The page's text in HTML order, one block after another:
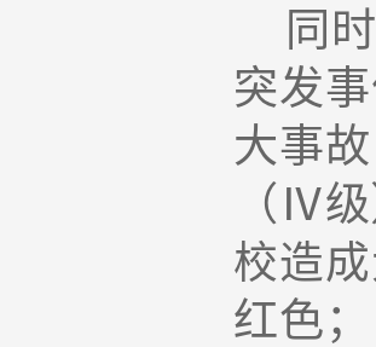
同
突发
大事
（Ⅳ
校造
红色